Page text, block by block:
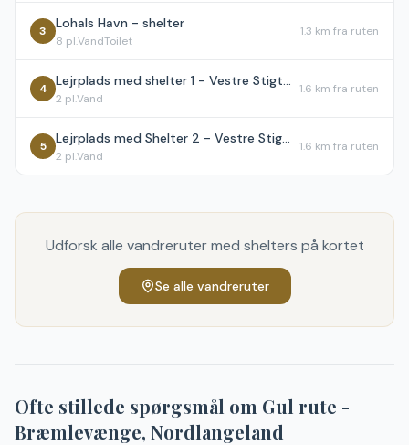
3 Lohals Havn - shelter
8 pl.VandToilet
1.3 km fra ruten
4 Lejrplads med shelter 1 - Vestre Stigtehave
2 pl.Vand
1.6 km fra ruten
5 Lejrplads med Shelter 2 - Vestre Stigtehave
2 pl.Vand
1.6 km fra ruten
Udforsk alle vandreruter med shelters på kortet
Se alle vandreruter
Ofte stillede spørgsmål om Gul rute -
Bræmlevænge, Nordlangeland